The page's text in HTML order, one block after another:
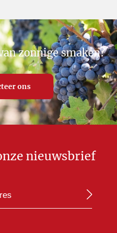
zonnige smaken?
ons
nieuwsbrief